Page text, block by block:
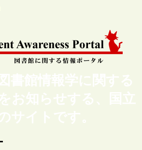
書館情報学に関する
お知らせする、国立
サイトです。